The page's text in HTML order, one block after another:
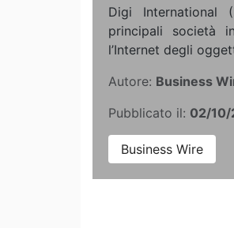
Digi International
principali società
l’Internet degli
Autore: Business
Pubblicato il: 02/
Business Wire